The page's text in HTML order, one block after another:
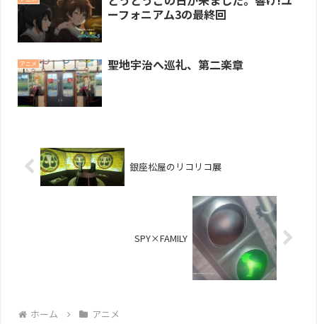
ーフォニアム3の最終回
アニメ 聖地宇治へ巡礼、第二楽章
銀座松屋のリコリコ展
SPY×FAMILY
ホーム アニメ